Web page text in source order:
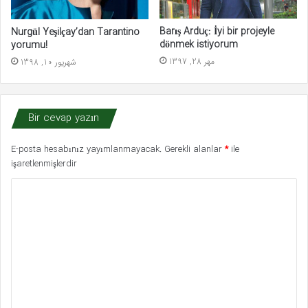
Nurgül Yeşilçay’dan Tarantino
yorumu!
شهریور 10, 1398
Barış Arduç: İyi bir projeyle
dönmek istiyorum
مهر 28, 1397
Bir cevap yazın
E-posta hesabınız yayımlanmayacak. Gerekli alanlar*ile
işaretlenmişlerdir